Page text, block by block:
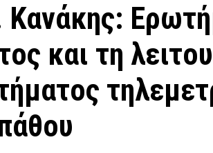
Κανάκης:
και τη